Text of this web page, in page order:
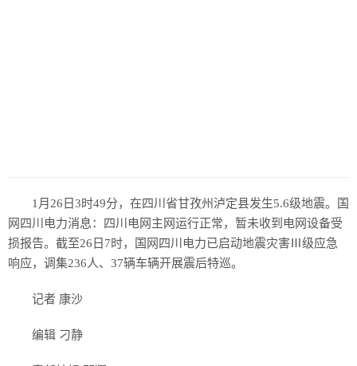
1月26日3时49分，在四川省甘孜州泸定县发生5.6级地震。国
网四川电力消息：四川电网主网运行正常，暂未收到电网设备受
损报告。截至26日7时，国网四川电力已启动地震灾害Ⅲ级应急
响应，调集236人、37辆车辆开展震后特巡。
记者 康沙
编辑 刁静